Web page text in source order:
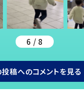
6 / 8
投稿へのコメントを見る